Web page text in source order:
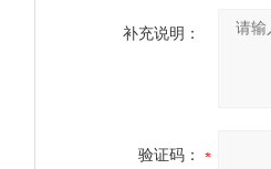
补充说明：
验证码：